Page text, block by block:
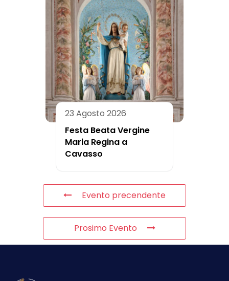
23 Agosto 2026
Festa Beata Vergine
Maria Regina a
Cavasso
Evento precendente
Prosimo Evento